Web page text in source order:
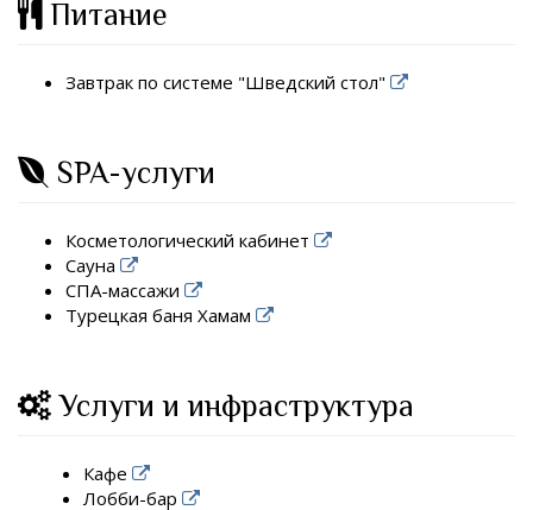
Питание
Завтрак по системе "Шведский стол"
SPA-услуги
Косметологический кабинет
Сауна
СПА-массажи
Турецкая баня Хамам
Услуги и инфраструктура
Кафе
Лобби-бар